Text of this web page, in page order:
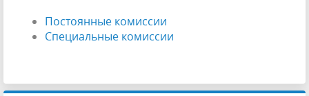
Постоянные комиссии
Специальные комиссии